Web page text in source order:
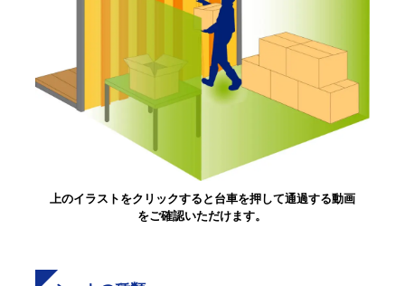
上のイラストをクリックすると台車を押して通過する動画
をご確認いただけます。